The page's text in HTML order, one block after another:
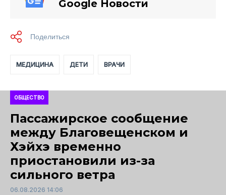
Google Новости
МЕДИЦИНА ДЕТИ ВРАЧИ
ОБЩЕСТВО
Пассажирское сообщение
между Благовещенском и
Хэйхэ временно
приостановили из-за
сильного ветра
06.08.2026 14:06